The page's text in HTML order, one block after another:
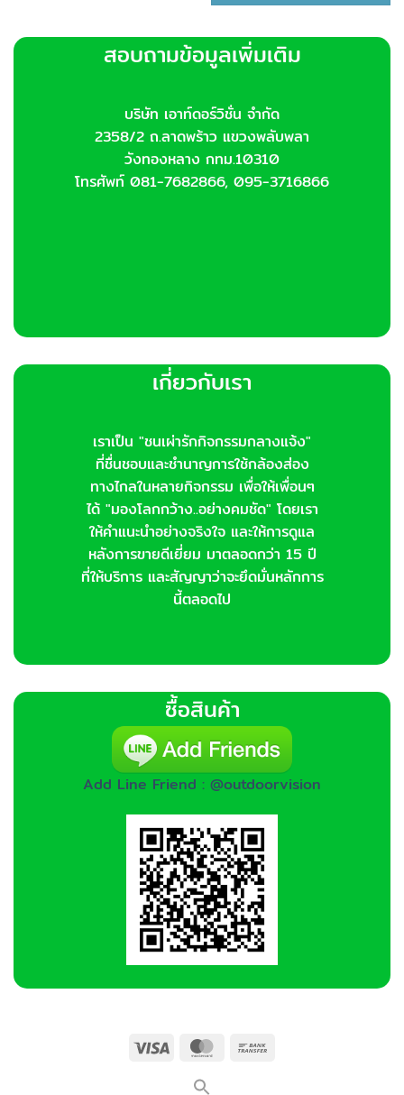
สอบถามข้อมูลเพิ่มเติม
บริษัท เอาท์ดอร์วิชั่น จำกัด
2358/2 ถ.ลาดพร้าว แขวงพลับพลา
วังทองหลาง กทม.10310
โทรศัพท์ 081-7682866, 095-3716866
เกี่ยวกับเรา
เราเป็น "ชนเผ่ารักกิจกรรมกลางแจ้ง"
ที่ชื่นชอบและชำนาญการใช้กล้องส่อง
ทางไกลในหลายกิจกรรม เพื่อให้เพื่อนๆ
ได้ "มองโลกกว้าง..อย่างคมชัด" โดยเรา
ให้คำแนะนำอย่างจริงใจ และให้การดูแล
หลังการขายดีเยี่ยม มาตลอดกว่า 15 ปี
ที่ให้บริการ และสัญญาว่าจะยึดมั่นหลักการ
นี้ตลอดไป
ซื้อสินค้า
Add Line Friend : @outdoorvision
Visa MasterCard